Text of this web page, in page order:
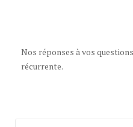
Nos réponses à vos
récurrente.